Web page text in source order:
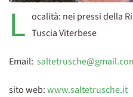
L ocalità: nei pressi della
Tuscia Viterbese
Email:
sito web:www.saltetrusche.it